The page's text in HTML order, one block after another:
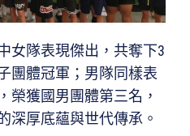
女隊表現傑出，共奪下3
團體冠軍；男隊同樣表
榮獲國男團體第三名，
深厚底蘊與世代傳承。